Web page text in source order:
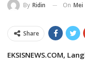
By Ridin On Mei
Share
EKSISNEWS.COM,